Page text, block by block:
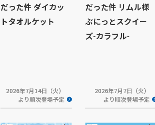
だった件 ダイカッ
トタオルケット
2026年7月14日（火）
より順次登場予定
だった件 リムル様
ぷにっとスクイー
ズ-カラフル-
2026年7月7日（火）
より順次登場予定